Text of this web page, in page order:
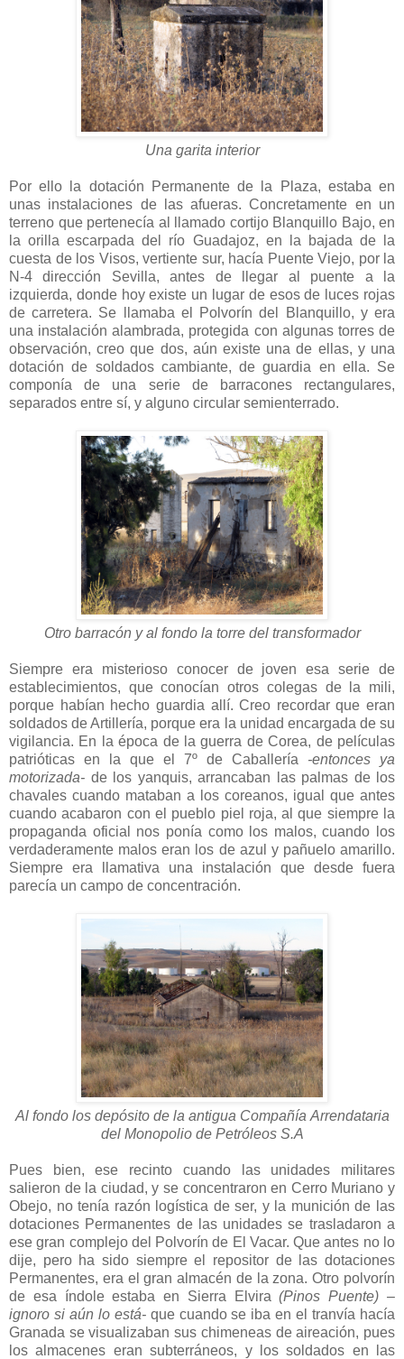
Una garita interior
Por ello la dotación Permanente de la Plaza, estaba en
unas instalaciones de las afueras. Concretamente en un
terreno que pertenecía al llamado cortijo Blanquillo Bajo, en
la orilla escarpada del río Guadajoz, en la bajada de la
cuesta de los Visos, vertiente sur, hacía Puente Viejo, por la
N-4 dirección Sevilla, antes de llegar al puente a la
izquierda, donde hoy existe un lugar de esos de luces rojas
de carretera. Se llamaba el Polvorín del Blanquillo, y era
una instalación alambrada, protegida con algunas torres de
observación, creo que dos, aún existe una de ellas, y una
dotación de soldados cambiante, de guardia en ella. Se
componía de una serie de barracones rectangulares,
separados entre sí, y alguno circular semienterrado.
Otro barracón y al fondo la torre del transformador
Siempre era misterioso conocer de joven esa serie de
establecimientos, que conocían otros colegas de la mili,
porque habían hecho guardia allí. Creo recordar que eran
soldados de Artillería, porque era la unidad encargada de su
vigilancia. En la época de la guerra de Corea, de películas
patrióticas en la que el 7º de Caballería -entonces ya
motorizada- de los yanquis, arrancaban las palmas de los
chavales cuando mataban a los coreanos, igual que antes
cuando acabaron con el pueblo piel roja, al que siempre la
propaganda oficial nos ponía como los malos, cuando los
verdaderamente malos eran los de azul y pañuelo amarillo.
Siempre era llamativa una instalación que desde fuera
parecía un campo de concentración.
Al fondo los depósito de la antigua Compañía Arrendataria
del Monopolio de Petróleos S.A
Pues bien, ese recinto cuando las unidades militares
salieron de la ciudad, y se concentraron en Cerro Muriano y
Obejo, no tenía razón logística de ser, y la munición de las
dotaciones Permanentes de las unidades se trasladaron a
ese gran complejo del Polvorín de El Vacar. Que antes no lo
dije, pero ha sido siempre el repositor de las dotaciones
Permanentes, era el gran almacén de la zona. Otro polvorín
de esa índole estaba en Sierra Elvira(Pinos Puente) –
ignoro si aún lo está-que cuando se iba en el tranvía hacía
Granada se visualizaban sus chimeneas de aireación, pues
los almacenes eran subterráneos, y los soldados en las